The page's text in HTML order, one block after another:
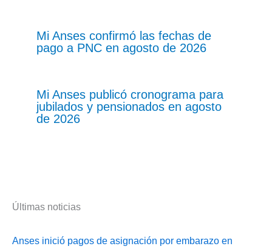
Mi Anses confirmó las fechas de
pago a PNC en agosto de 2026
Mi Anses publicó cronograma para
jubilados y pensionados en agosto
de 2026
Últimas noticias
Anses inició pagos de asignación por embarazo en